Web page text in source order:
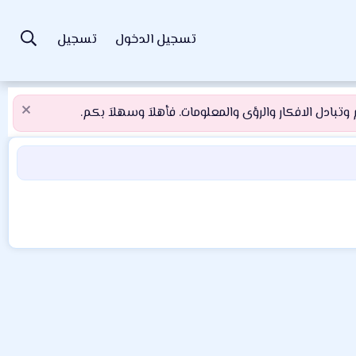
تسجيل الدخول تسجيل
الافكار والرؤى والمعلومات. فأهلاَ وسهلاَ بكم.